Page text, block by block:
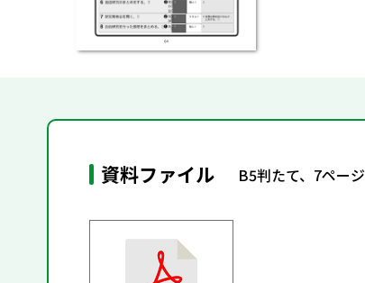
資料ファイル B5判たて、7ページ